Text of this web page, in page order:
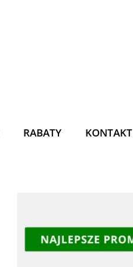
RABATY KONTAKT